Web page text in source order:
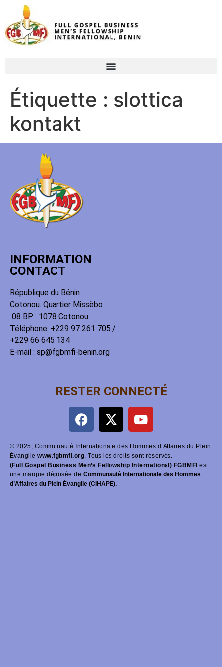
Étiquette : slottica
kontakt
INFORMATION
CONTACT
République du Bénin
Cotonou. Quartier Missèbo
08 BP : 1078 Cotonou
Téléphone: +229 97 261 705 /
+229 66 645 134
E-mail : sp@fgbmfi-benin.org
RESTER CONNECTÉ
© 2025, Communauté Internationale des Hommes d’Affaires du Plein
Évangilewww.fgbmfi.org. Tous les droits sont réservés.
(Full Gospel Business Men’s Fellowship International) FGBMFI est
une marque déposée de Communauté Internationale des Hommes
d’Affaires du Plein Évangile (CIHAPE).